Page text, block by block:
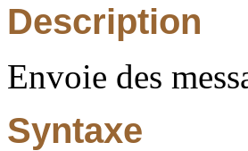
Description
Envoie des
Syntaxe